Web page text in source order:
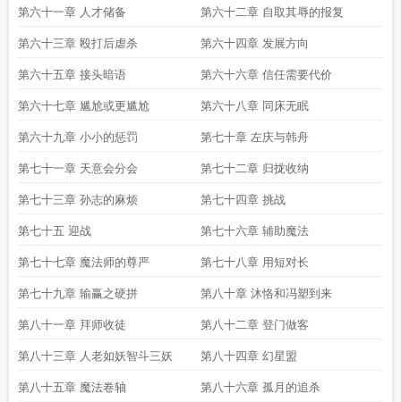
第六十一章 人才储备 第六十二章 自取其辱的报复
第六十三章 殴打后虐杀 第六十四章 发展方向
第六十五章 接头暗语 第六十六章 信任需要代价
第六十七章 尴尬或更尴尬 第六十八章 同床无眠
第六十九章 小小的惩罚 第七十章 左庆与韩舟
第七十一章 天意会分会 第七十二章 归拢收纳
第七十三章 孙志的麻烦 第七十四章 挑战
第七十五 迎战 第七十六章 辅助魔法
第七十七章 魔法师的尊严 第七十八章 用短对长
第七十九章 输赢之硬拼 第八十章 沐恪和冯塑到来
第八十一章 拜师收徒 第八十二章 登门做客
第八十三章 人老如妖智斗三妖 第八十四章 幻星盟
第八十五章 魔法卷轴 第八十六章 孤月的追杀